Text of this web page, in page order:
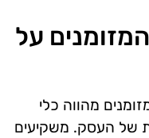
על
מהווה כלי
של העסק. משקיעים